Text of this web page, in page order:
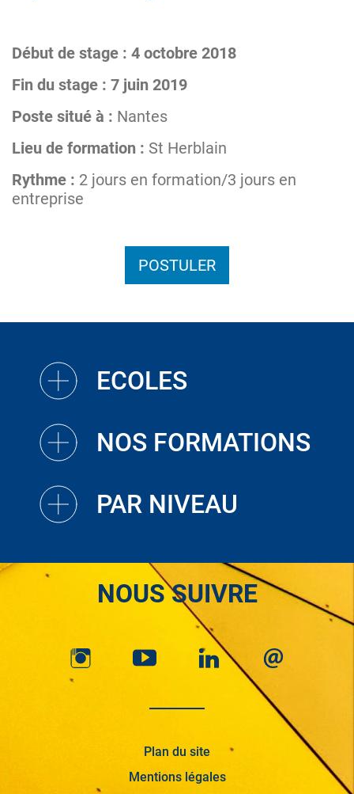
Début de stage : 4 octobre 2018
Fin du stage : 7 juin 2019
Poste situé à : Nantes
Lieu de formation : St Herblain
Rythme : 2 jours en formation/3 jours en
entreprise
POSTULER
ECOLES
NOS FORMATIONS
PAR NIVEAU
NOUS SUIVRE
Plan du site
Mentions légales